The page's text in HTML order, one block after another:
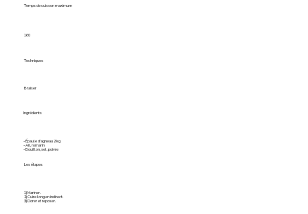
Temps de cuisson maximum
160
Techniques
Braiser
Ingrédients
- Épaule d’agneau 2 kg
- Ail, romarin
- Bouillon, sel, poivre
Les étapes
1) Mariner.
2) Cuire long en indirect.
3) Dorer et reposer.